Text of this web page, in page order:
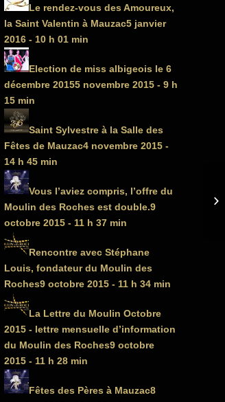
Le rendez-vous des Amoureux,
la Saint Valentin à Mauzac5 janvier
2016 - 10 h 01 min
Election de miss albigeois le 6
décembre 20155 novembre 2015 - 9 h
15 min
Saint Sylvestre à la Salle des
Fêtes de Mauzac4 novembre 2015 -
14 h 45 min
Vous l’aviez compris, l’offre du
Moulin des Roches est double.9
octobre 2015 - 11 h 37 min
Rencontre avec Stéphane
Louis, fondateur du Moulin des
Roches9 octobre 2015 - 11 h 34 min
La Lettre du Moulin Octobre
2015 - lettre mensuelle d’information
du Moulin des Roches9 octobre
2015 - 11 h 28 min
Fêtes des Pères à Mauzac8